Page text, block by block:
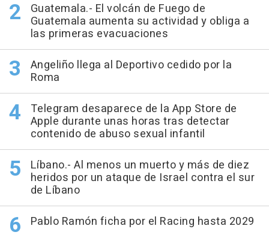
Guatemala.- El volcán de Fuego de
Guatemala aumenta su actividad y obliga a
las primeras evacuaciones
Angeliño llega al Deportivo cedido por la
Roma
Telegram desaparece de la App Store de
Apple durante unas horas tras detectar
contenido de abuso sexual infantil
Líbano.- Al menos un muerto y más de diez
heridos por un ataque de Israel contra el sur
de Líbano
Pablo Ramón ficha por el Racing hasta 2029